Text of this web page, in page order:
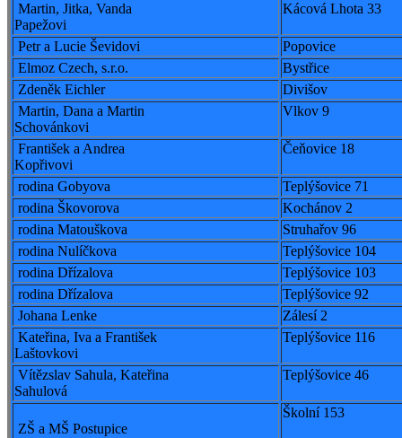
Martin, Jitka, Vanda
Papežovi
Kácová Lhota 33
Petr a Lucie Ševidovi
Popovice
Elmoz Czech, s.r.o.
Bystřice
Zdeněk Eichler
Divišov
Martin, Dana a Martin
Schovánkovi
Vlkov 9
František a Andrea
Kopřivovi
Čeňovice 18
rodina Gobyova
Teplýšovice 71
rodina Škovorova
Kochánov 2
rodina Matouškova
Struhařov 96
rodina Nulíčkova
Teplýšovice 104
rodina Dřízalova
Teplýšovice 103
rodina Dřízalova
Teplýšovice 92
Johana Lenke
Zálesí 2
Kateřina, Iva a František
Laštovkovi
Teplýšovice 116
Vítězslav Sahula, Kateřina
Sahulová
Teplýšovice 46
ZŠ a MŠ Postupice
Školní 153